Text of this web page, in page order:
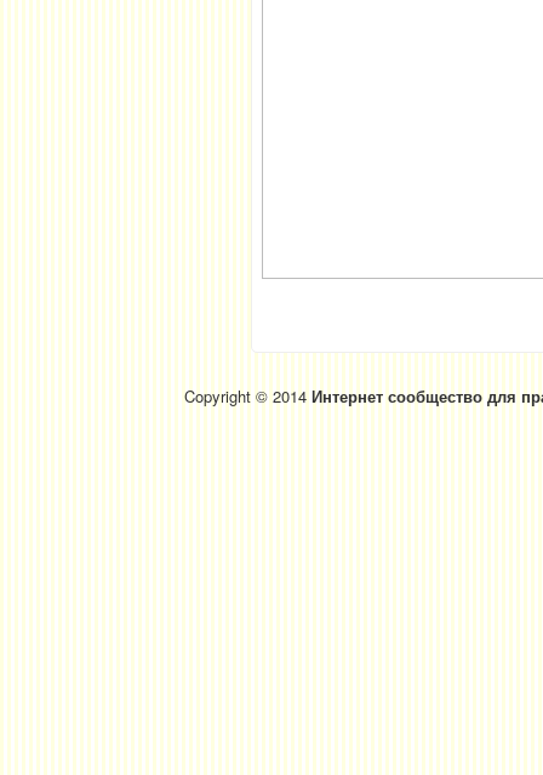
Copyright © 2014 Интернет сообщество для